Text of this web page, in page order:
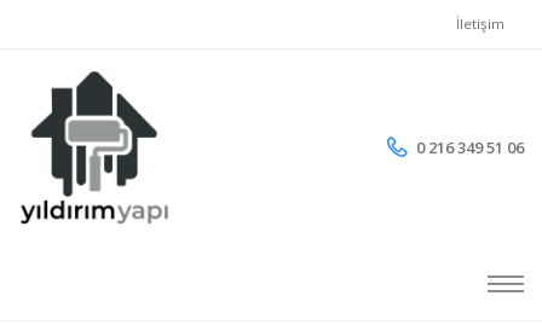
İletişim
0 216 349 51 06